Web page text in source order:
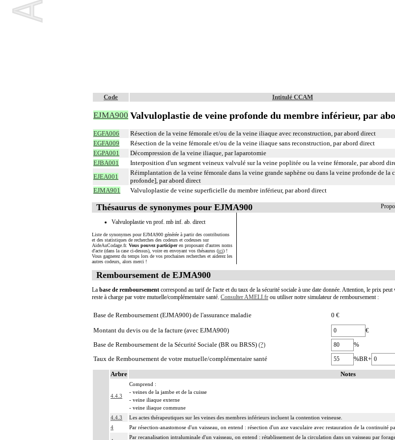
Code Intitulé CCAM
EJMA900 Valvuloplastie de veine profonde du membre inférieur, par
EGFA006 Résection de la veine fémorale et/ou de la veine iliaque avec reconstruction, par abord direct
EGFA009 Résection de la veine fémorale et/ou de la veine iliaque sans reconstruction, par abord direct
EGPA001 Décompression de la veine iliaque, par laparotomie
EJBA001 Interposition d'un segment veineux valvulé sur la veine poplitée ou la veine fémorale, par abord
EJEA001
Réimplantation de la veine fémorale dans la veine grande saphène ou dans la veine profonde de la
profonde], par abord direct
EJMA901 Valvuloplastie de veine superficielle du membre inférieur, par abord direct
Thésaurus de synonymes pour EJMA900
Valvuloplastie vn prof. mb inf. ab. direct
Liste de synonymes pour EJMA900 générée à partir des contributions
et des statistiques de recherches des codeurs et codeuses sur
AideAuCodage.fr. Vous pouvez participeren proposant d'autres noms
d'acte (dans la case ci-dessus), voire en envoyant vos thésaurus (ici) !
Vous gagnerez du temps lors de vos prochaines recherches et aiderez les
autres codeurs, alors merci !
Remboursement de EJMA900
La base de remboursement correspond au tarif de l'acte et du taux de la sécurité sociale à une date donnée. Attention, le prix
reste à charge par votre mutuelle/complémentaire santé. Consulter AMELI.fr ou utiliser notre simulateur de remboursement :
Base de Remboursement (EJMA900) de l'assurance maladie 0 €
Montant du devis ou de la facture (avec EJMA900)
€
Base de Remboursement de la Sécurité Sociale (BR ou BRSS) (?)
%
Taux de Remboursement de votre mutuelle/complémentaire santé
%BR+
Arbre Notes
4.4.3
Comprend :
- veines de la jambe et de la cuisse
- veine iliaque externe
- veine iliaque commune
4.4.3
Les actes thérapeutiques sur les veines des membres inférieurs incluent la contention veineuse.
4
Par résection-anastomose d'un vaisseau, on entend : résection d'un axe vasculaire avec restauration de la continuité
Par recanalisation intraluminale d'un vaisseau, on entend : rétablissement de la circulation dans un vaisseau par